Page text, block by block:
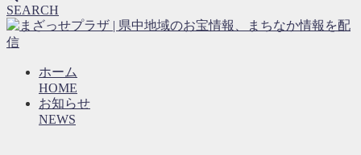
SEARCH
ホーム
HOME
お知らせ
NEWS